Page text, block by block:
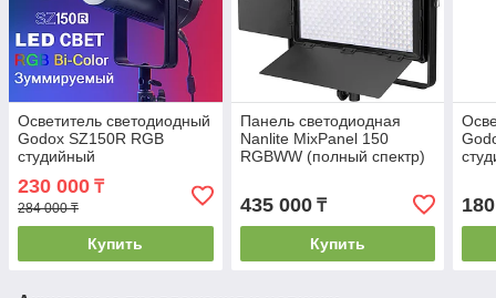
Осветитель светодиодный
Godox SZ150R RGB
студийный
230 000 ₸
284 000 ₸
Купить
Панель светодиодная
Nanlite MixPanel 150
RGBWW (полный спектр)
435 000₸
Купить